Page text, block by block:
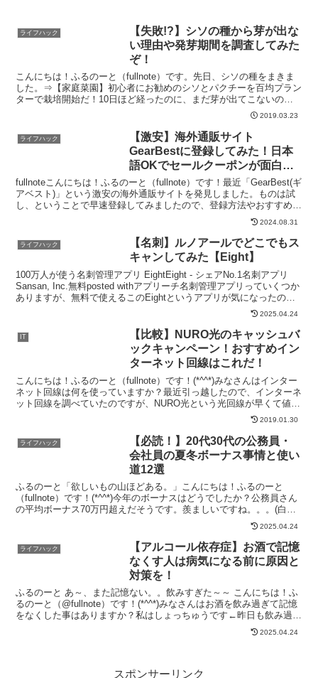
ライフハック
【失敗!?】シソの種から芽が出な
い理由や発芽期間を調査してみた
ぞ！
こんにちは！ふるのーと（fullnote）です。先日、シソの種をまきま
した。⇒【家庭菜園】初心者にお勧めのシソとパクチーを百均プラン
ターで栽培開始だ！10日ほど経ったのに、まだ芽が出てこないので
2019.03.23
ライフハック
【激安】海外通販サイト
GearBestに登録してみた！日本
語OKでセールクーポンが面白
い！
fullnoteこんにちは！ふるのーと（fullnote）です！最近「GearBest(ギ
アベスト)」という激安の海外通販サイトを発見しました。ものは試
し、ということで早速登録してみましたので、登録方法やおすすめ商
2024.08.31
ライフハック
【名刺】ルノアールでどこでもス
キャンしてみた【Eight】
100万人が使う名刺管理アプリ EightEight - シェアNo.1名刺アプリ
Sansan, Inc.無料posted withアプリーチ名刺管理アプリっていくつか
ありますが、無料で使えるこのEightというアプリが気になったの
2025.04.24
IT
【比較】NURO光のキャッシュバ
ックキャンペーン！おすすめイン
ターネット回線はこれだ！
こんにちは！ふるのーと（fullnote）です！(*^^*)みなさんはインター
ネット回線は何を使っていますか？最近引っ越したので、インターネ
ット回線を調べていたのですが、NURO光という光回線が早くて値段
2019.01.30
ライフハック
【必読！】20代30代の公務員・
会社員の夏冬ボーナス事情と使い
道12選
ふるのーと「欲しいもの山ほどある。」こんにちは！ふるのーと
（fullnote）です！(*^^*)今年のボーナスはどうでしたか？公務員さん
の平均ボーナス70万円超えだそうです。羨ましいですね。。。(白目)
2025.04.24
ライフハック
【アルコール依存症】お酒で記憶
なくす人は病気になる前に原因と
対策を！
ふるのーと あ～、また記憶ない。。飲みすぎた～～ こんにちは！ふ
るのーと（@fullnote）です！(*^^*)みなさんはお酒を飲み過ぎて記憶
をなくした事はありますか？私はしょっちゅうです←昨日も飲み過ぎ
2025.04.24
スポンサーリンク